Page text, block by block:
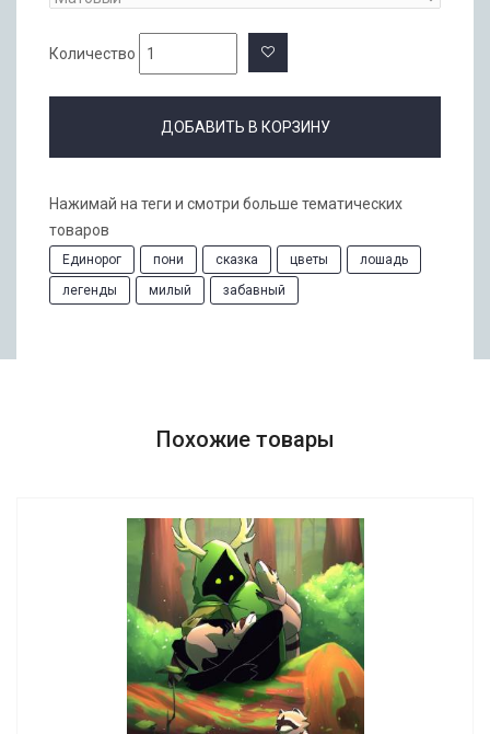
Количество
ДОБАВИТЬ В КОРЗИНУ
Нажимай на теги и смотри больше тематических
товаров
Единорог пони сказка цветы
лошадь
легенды
милый забавный
Похожие товары